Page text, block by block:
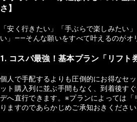
さ】
「安く行きたい」「手ぶらで楽しみたい
い」——そんな願いをすべて叶えるのがオ
1. コスパ最強！基本プラン「リフト
個人で手配するよりも圧倒的にお得なセ
ット購入列に並ぶ手間もなく、到着後す
デへ直行できます。※プランによっては「
りますのであらかじめご承知おきください